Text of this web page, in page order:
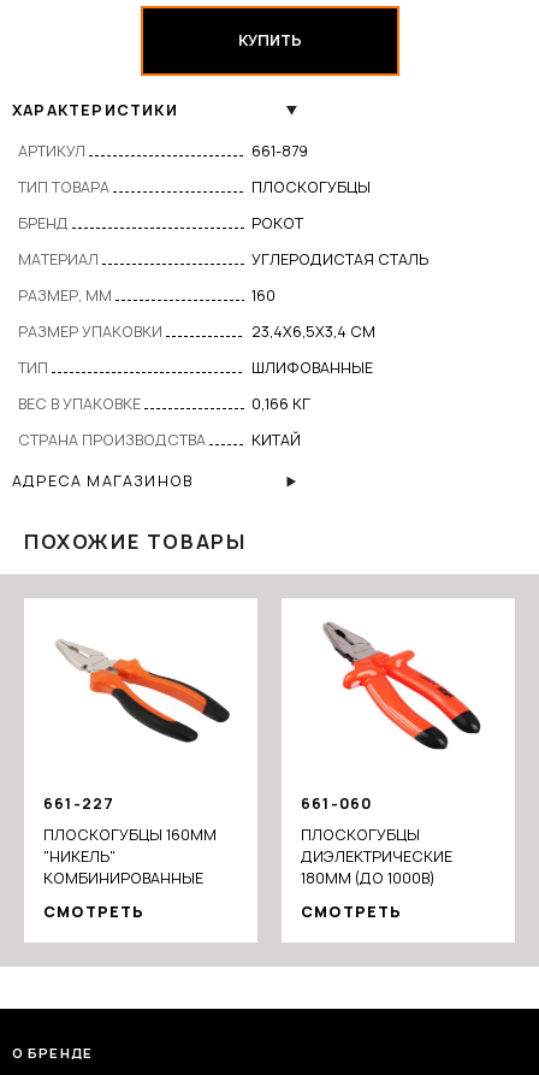
КУПИТЬ
ХАРАКТЕРИСТИКИ
АРТИКУЛ
661-879
ТИП ТОВАРА
ПЛОСКОГУБЦЫ
БРЕНД
РОКОТ
МАТЕРИАЛ
УГЛЕРОДИСТАЯ СТАЛЬ
РАЗМЕР, ММ
160
РАЗМЕР УПАКОВКИ
23,4X6,5X3,4 СМ
ТИП
ШЛИФОВАННЫЕ
ВЕС В УПАКОВКЕ
0,166 КГ
СТРАНА ПРОИЗВОДСТВА
КИТАЙ
АДРЕСА МАГАЗИНОВ
ПОХОЖИЕ ТОВАРЫ
661-227
ПЛОСКОГУБЦЫ 160ММ
"НИКЕЛЬ"
КОМБИНИРОВАННЫЕ
СМОТРЕТЬ
661-060
ПЛОСКОГУБЦЫ
ДИЭЛЕКТРИЧЕСКИЕ
180ММ (ДО 1000В)
СМОТРЕТЬ
О БРЕНДЕ